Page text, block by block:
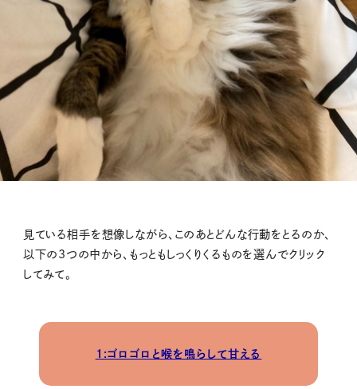
見ている相手を想像しながら、このあとどんな行動をとるのか、
以下の3つの中から、もっともしっくりくるものを選んでクリック
してみて。
1:ゴロゴロと喉を鳴らして甘える